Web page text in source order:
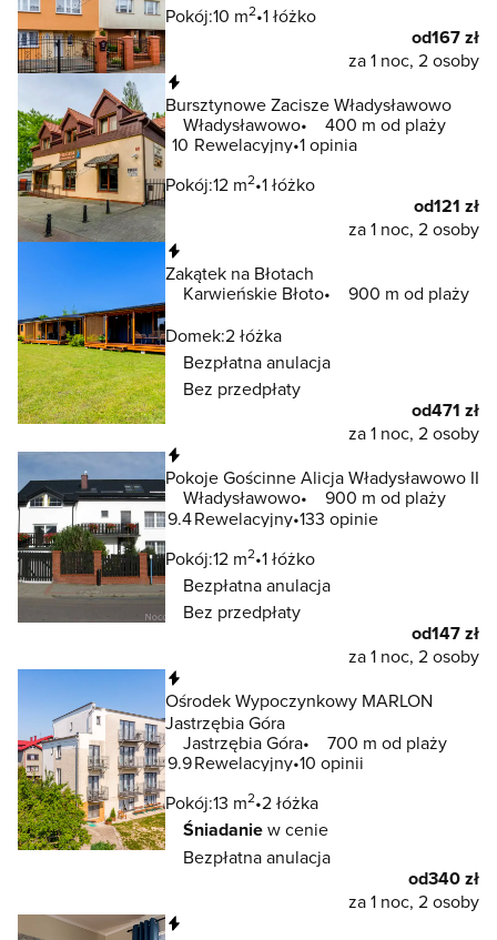
Pokój:10 m2 1 łóżko
od167 zł
za 1 noc, 2 osoby
Bursztynowe Zacisze Władysławowo
Władysławowo
400 m od plaży
10 Rewelacyjny 1 opinia
Pokój:12 m2 1 łóżko
od121 zł
za 1 noc, 2 osoby
Zakątek na Błotach
Karwieńskie Błoto
900 m od plaży
Domek:2 łóżka
Bezpłatna anulacja
Bez przedpłaty
od471 zł
za 1 noc, 2 osoby
Pokoje Gościnne Alicja Władysławowo II
Władysławowo
900 m od plaży
9.4Rewelacyjny 133 opinie
Pokój:12 m2 1 łóżko
Bezpłatna anulacja
Bez przedpłaty
od147 zł
za 1 noc, 2 osoby
Ośrodek Wypoczynkowy MARLON
Jastrzębia Góra
Jastrzębia Góra
700 m od plaży
9.9Rewelacyjny 10 opinii
Pokój:13 m2 2 łóżka
Śniadaniew cenie
Bezpłatna anulacja
od340 zł
za 1 noc, 2 osoby